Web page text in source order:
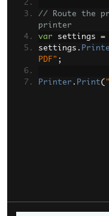
// Route the
printer
var settings =
settings .
PDF" ;
Printer . Print(